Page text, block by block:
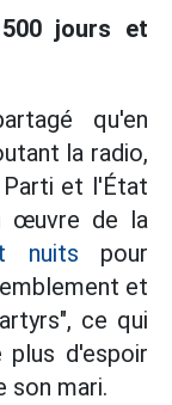
jours et
qu'en
la radio,
et l'État
œuvre de la
nuits pour
et
ce qui
plus d'espoir
son mari.